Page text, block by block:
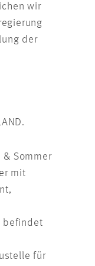
wir
der
Sommer
mit
befindet
für